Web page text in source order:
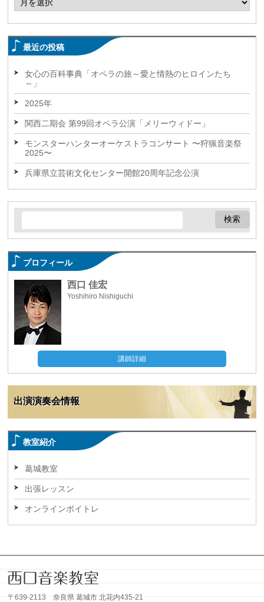
最近の投稿
女心の百科事典「オペラの旅～愛と情熱のヒロインたち
～」
2025年
関西二期会 第99回オペラ公演「メリーウィドー」
モンスターハンターオーケストラコンサート 〜狩猟音楽祭
2025〜
兵庫県立芸術文化センター開館20周年記念公演
プロフィール
西口 佳宏
Yoshihiro Nishiguchi
講師詳細
出演演奏会情報
教室紹介
葛城教室
出張レッスン
オンラインボイトレ
〒639-2113 奈良県 葛城市 北花内435-21